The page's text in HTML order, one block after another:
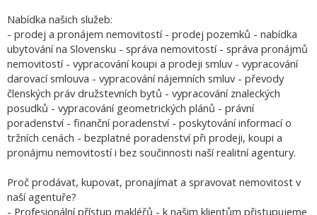
Nabídka našich služeb:
- prodej a pronájem nemovitostí - prodej pozemků - nabídka
ubytování na Slovensku - správa nemovitostí - správa pronájmů
nemovitostí - vypracování koupi a prodeji smluv - vypracování
darovací smlouva - vypracování nájemních smluv - převody
členských práv družstevních bytů - vypracování znaleckých
posudků - vypracování geometrických plánů - právní
poradenství - finanční poradenství - poskytování informací o
tržních cenách - bezplatné poradenství při prodeji, koupi a
pronájmu nemovitostí i bez součinnosti naší realitní agentury.
Proč prodávat, kupovat, pronajímat a spravovat nemovitost v
naší agentuře?
- Profesionální přístup makléřů - k našim klientům přistupujeme